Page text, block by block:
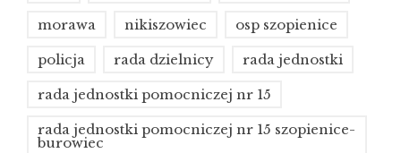
morawa nikiszowiec osp szopienice
policja rada dzielnicy rada jednostki
rada jednostki pomocniczej nr 15
rada jednostki pomocniczej nr 15 szopienice-
burowiec